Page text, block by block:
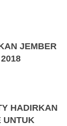
JEMBER
HADIRKAN
UNTUK